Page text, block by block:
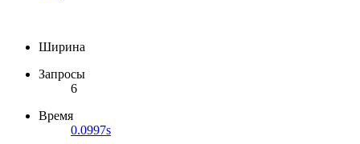
Ширина
Запросы
6
Время
0.0997s